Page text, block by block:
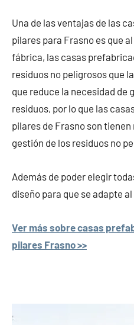
Una de las ventajas de las
pilares para Frasno es que
fábrica, las casas
residuos no peligrosos que
que reduce la necesidad de
residuos, por lo que las
pilares de Frasno son
gestión de los residuos no
Además de poder elegir
diseño para que se adapte
Ver más sobre casas
pilares Frasno >>